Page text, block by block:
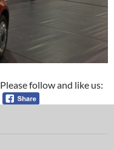
Please follow and like us: